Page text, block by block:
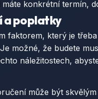
máte konkrétní termín,
a poplatky
faktorem, který je
možné, že budete
náležitostech,
může být